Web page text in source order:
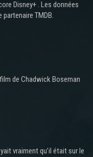
Disney+ . Les données
TMDB.
de Chadwick Boseman
vraiment qu’il était sur le